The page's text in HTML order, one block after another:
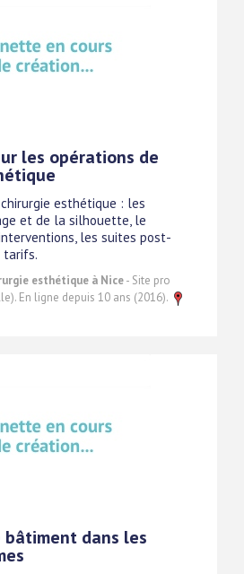
les opérations de
esthétique : les
et de la silhouette, le
les suites post-
tarifs.
esthétique à Nice- Site pro
En ligne depuis 10 ans (2016).
bâtiment dans les